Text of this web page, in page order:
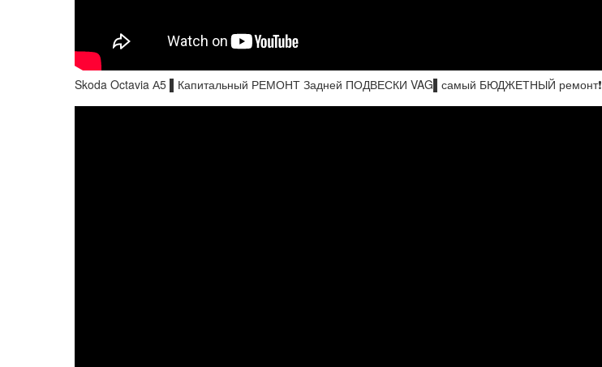
Skoda Octavia А5 ▌Капитальный РЕМОНТ Задней ПОДВЕСКИ VAG▌самый БЮДЖЕТНЫЙ ремонт❗